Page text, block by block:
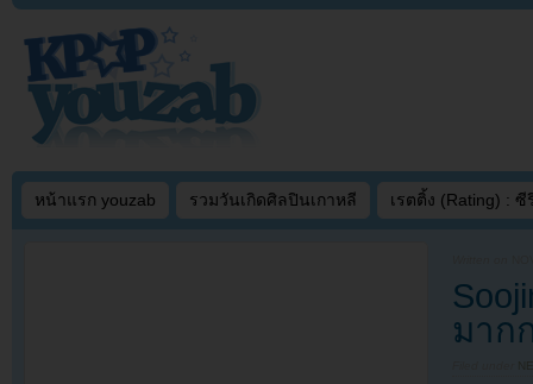
หน้าแรก youzab รวมวันเกิดศิลปินเกาหลี เรตติ้ง (Rating) : ซี
มาก